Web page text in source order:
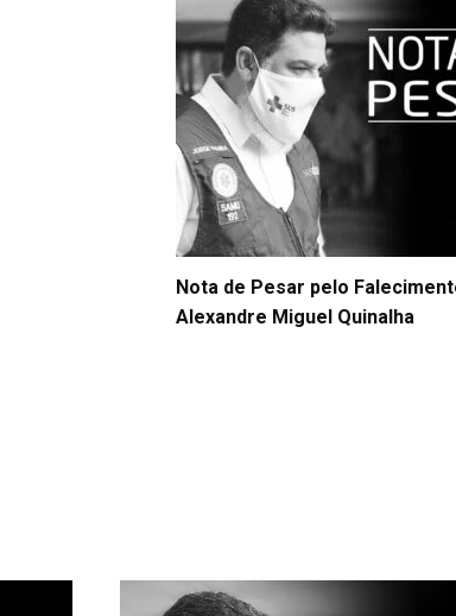
Nota de Pesar pelo
Alexandre Miguel Quinalha